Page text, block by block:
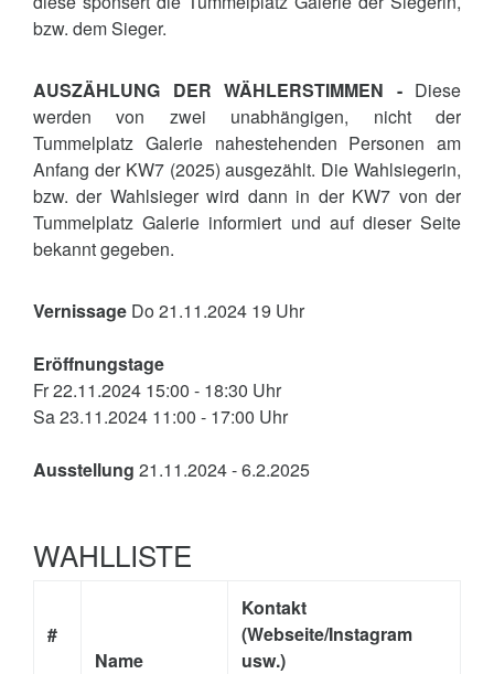
bzw. dem Sieger.
AUSZÄHLUNG DER WÄHLERSTIMMEN - Diese
werden von zwei unabhängigen, nicht der
Tummelplatz Galerie nahestehenden Personen am
Anfang der KW7 (2025) ausgezählt. Die Wahlsiegerin,
bzw. der Wahlsieger wird dann in der KW7 von der
Tummelplatz Galerie informiert und auf dieser Seite
bekannt gegeben.
Vernissage Do 21.11.2024 19 Uhr
Eröffnungstage
Fr 22.11.2024 15:00 - 18:30 Uhr
Sa 23.11.2024 11:00 - 17:00 Uhr
Ausstellung 21.11.2024 - 6.2.2025
WAHLLISTE
#
Name
Kontakt
(Webseite/Instagram
usw.)